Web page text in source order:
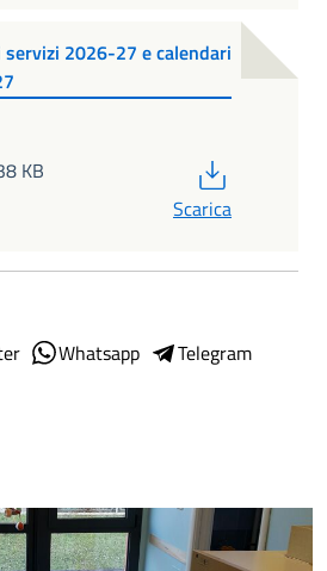
servizi 2026-27 e calendari
KB
Scarica
Whatsapp
Telegram